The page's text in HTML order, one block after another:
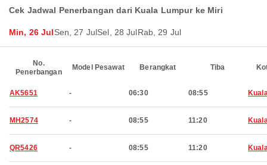
Cek Jadwal Penerbangan dari Kuala Lumpur ke Miri
Min, 26 JulSen, 27 JulSel, 28 JulRab, 29 Jul
No.
Penerbangan
Model Pesawat Berangkat Tiba
AK5651 - 06:30 08:55
MH2574 - 08:55 11:20
QR5426 - 08:55 11:20